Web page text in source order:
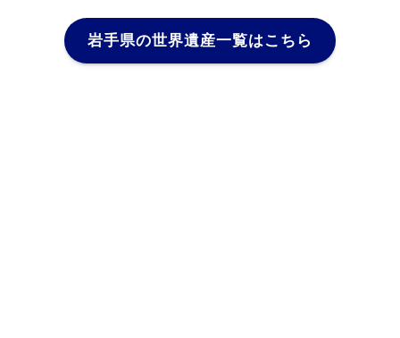
岩手県の世界遺産一覧はこちら